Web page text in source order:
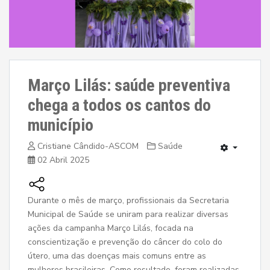
Março Lilás: saúde preventiva
chega a todos os cantos do
município
Cristiane Cândido-ASCOM
Saúde
02 Abril 2025
Durante o mês de março, profissionais da Secretaria
Municipal de Saúde se uniram para realizar diversas
ações da campanha Março Lilás, focada na
conscientização e prevenção do câncer do colo do
útero, uma das doenças mais comuns entre as